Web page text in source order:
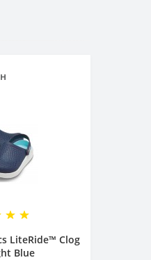
LiteRide™ Clog
Blue